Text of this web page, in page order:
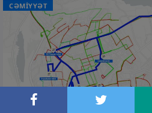
CƏMİYYƏT